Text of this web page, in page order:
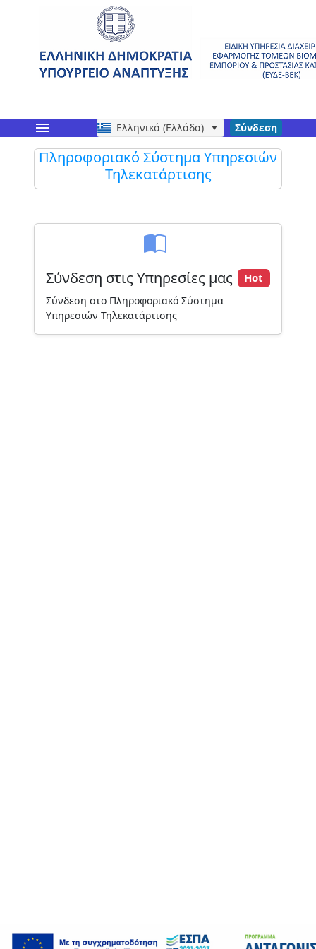
menu Ελληνικά (Ελλάδα) Σύνδεση
Πληροφοριακό Σύστημα Υπηρεσιών
Τηλεκατάρτισης
Σύνδεση στις Υπηρεσίες μας Hot
Σύνδεση στο Πληροφοριακό Σύστημα
Υπηρεσιών Τηλεκατάρτισης